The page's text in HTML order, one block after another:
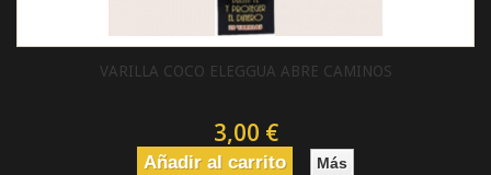
VARILLA COCO ELEGGUA ABRE CAMINOS
3,00 €
Añadir al carrito Más